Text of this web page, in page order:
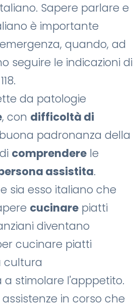
Sapere parlare e
è importante
quando, ad
seguire le indicazioni di
da patologie
, con difficoltà di
padronanza della
comprendere le
assistita.
sia esso italiano che
cucinare piatti
diventano
cucinare piatti
cultura
a stimolare l'apppetito.
in corso che